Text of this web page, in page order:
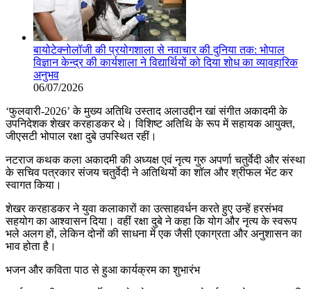
बायोटेक्नोलॉजी की प्रयोगशाला से नवाचार की दुनिया तक: भोपाल
विज्ञान केन्द्र की कार्यशाला ने विद्यार्थियों को दिया शोध का व्यावहारिक
अनुभव
06/07/2026
‘फुलवारी-2026’ के मुख्य अतिथि उस्ताद अलाउद्दीन खां संगीत अकादमी के
उपनिदेशक शेखर करहाडकर थे। विशिष्ट अतिथि के रूप में सहायक आयुक्त,
जीएसटी भोपाल रक्षा दुबे उपस्थित रहीं।
नटराज कथक कला अकादमी की अध्यक्ष एवं नृत्य गुरु अपर्णा चतुर्वेदी और संस्था
के सचिव पत्रकार संजय चतुर्वेदी ने अतिथियों का शॉल और श्रीफल भेंट कर
स्वागत किया।
शेखर करहाडकर ने युवा कलाकारों का उत्साहवर्धन करते हुए उन्हें हरसंभव
सहयोग का आश्वासन दिया। वहीं रक्षा दुबे ने कहा कि योग और नृत्य के स्वरूप
भले अलग हों, लेकिन दोनों की साधना में एक जैसी एकाग्रता और अनुशासन का
भाव होता है।
भजन और कविता पाठ से हुआ कार्यक्रम का शुभारंभ